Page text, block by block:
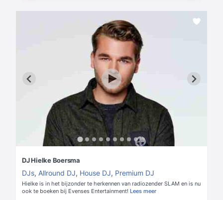
DJ Hielke Boersma
DJs, Allround DJ, House DJ, Premium DJ
Hielke is in het bijzonder te herkennen van radiozender SLAM en is nu
ook te boeken bij Evenses Entertainment! Lees meer